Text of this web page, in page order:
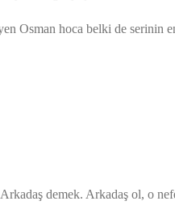
Osman hoca belki de
demek. Arkadaş ol, o